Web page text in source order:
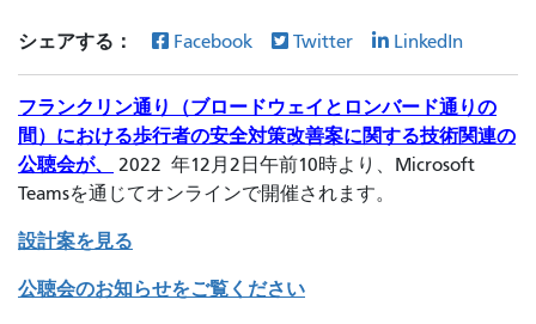
シェアする： Facebook Twitter LinkedIn
フランクリン通り（ブロードウェイとロンバード通りの
間）における歩行者の安全対策改善案に関する技術関連の
公聴会が、
2022 年12月2日午前10時より、Microsoft
Teamsを通じてオンラインで開催されます。
設計案を見る
公聴会のお知らせをご覧ください